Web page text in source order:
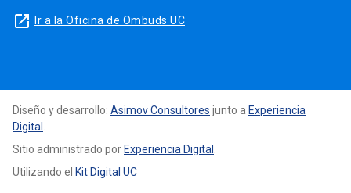
launch Ir a la Oficina de Ombuds UC
Diseño y desarrollo: Asimov Consultores junto a Experiencia
Digital
Sitio administrado porExperiencia Digital
Utilizando el Kit Digital UC